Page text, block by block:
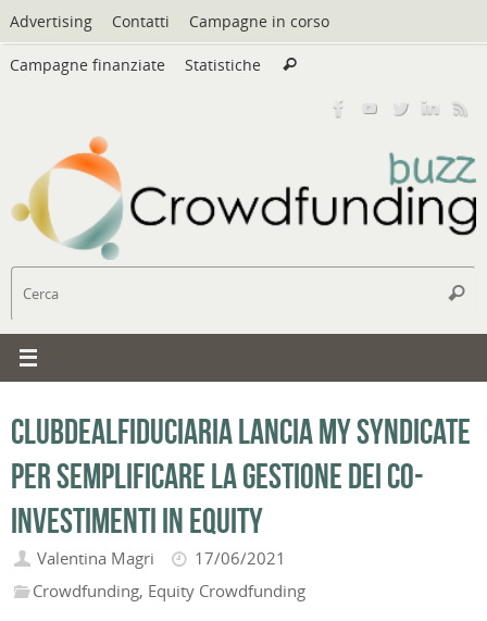
Vai
al
contenuto
Advertising Contatti Campagne in corso
Campagne finanziate Statistiche Cerca
Cerca
ClubDealFiduciaria lancia My Syndicate
per semplificare la gestione dei co-
investimenti in equity
Valentina Magri
17/06/2021
Crowdfunding, Equity Crowdfunding